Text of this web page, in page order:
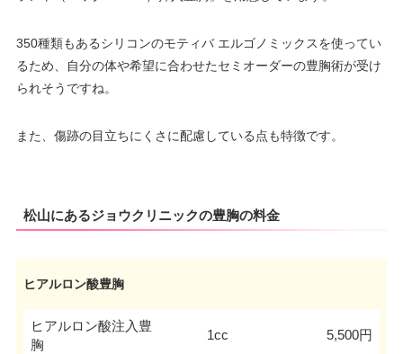
350種類もあるシリコンのモティバ エルゴノミックスを使ってい
るため、自分の体や希望に合わせたセミオーダーの豊胸術が受け
られそうですね。
また、傷跡の目立ちにくさに配慮している点も特徴です。
松山にあるジョウクリニックの豊胸の料金
ヒアルロン酸豊胸
ヒアルロン酸注入豊
胸
1cc 5,500円